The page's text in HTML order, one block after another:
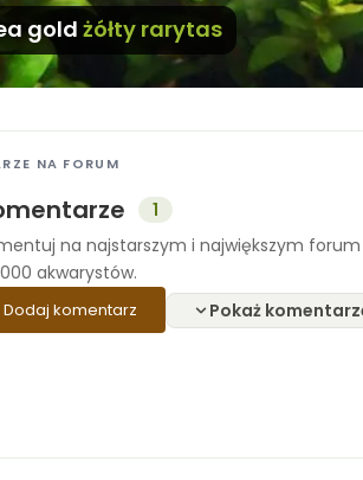
gold żółty rarytas
NA FORUM
1
na najstarszym i największym
akwarystów.
Dodaj komentarz Pokaż